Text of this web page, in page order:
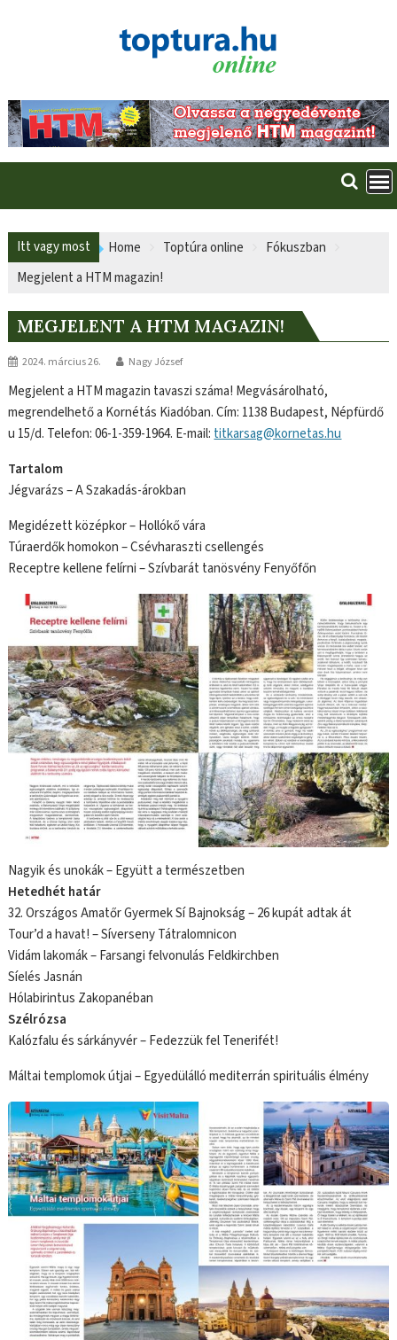
Itt vagy most Home Toptúra online
Fókuszban
Megjelent a HTM magazin!
MEGJELENT A HTM MAGAZIN!
2024. március 26. Nagy József
Megjelent a HTM magazin tavaszi száma! Megvásárolható,
megrendelhető a Kornétás Kiadóban. Cím: 1138 Budapest, Népfürdő
u 15/d. Telefon: 06-1-359-1964. E-mail: titkarsag@kornetas.hu
Tartalom
Jégvarázs – A Szakadás-árokban
Megidézett középkor – Hollókő vára
Túraerdők homokon – Csévharaszti csellengés
Receptre kellene felírni – Szívbarát tanösvény Fenyőfőn
Nagyik és unokák – Együtt a természetben
Hetedhét határ
32. Országos Amatőr Gyermek Sí Bajnokság – 26 kupát adtak át
Tour’d a havat! – Síverseny Tátralomnicon
Vidám lakomák – Farsangi felvonulás Feldkirchben
Síelés Jasnán
Hólabirintus Zakopanéban
Szélrózsa
Kalózfalu és sárkányvér – Fedezzük fel Tenerifét!
Máltai templomok útjai – Egyedülálló mediterrán spirituális élmény